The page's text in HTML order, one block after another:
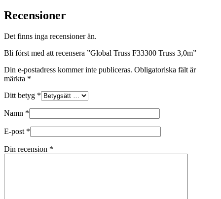
Recensioner
Det finns inga recensioner än.
Bli först med att recensera ”Global Truss F33300 Truss 3,0m”
Din e-postadress kommer inte publiceras. Obligatoriska fält är
märkta *
Ditt betyg *
Namn *
E-post *
Din recension *